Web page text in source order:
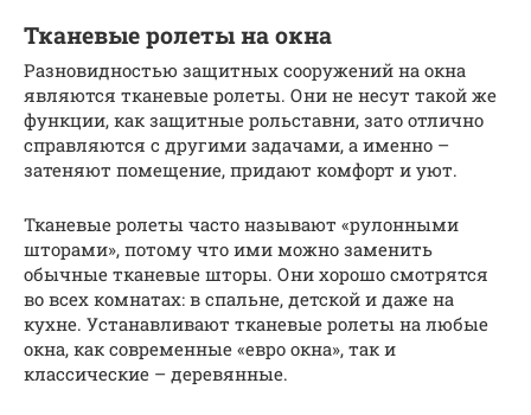
Тканевые ролеты на окна
Разновидностью защитных сооружений на окна
являются тканевые ролеты. Они не несут такой же
функции, как защитные рольставни, зато отлично
справляются с другими задачами, а именно –
затеняют помещение, придают комфорт и уют.
Тканевые ролеты часто называют «рулонными
шторами», потому что ими можно заменить
обычные тканевые шторы. Они хорошо смотрятся
во всех комнатах: в спальне, детской и даже на
кухне. Устанавливают тканевые ролеты на любые
окна, как современные «евро окна», так и
классические – деревянные.